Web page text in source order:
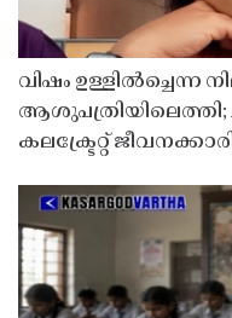
വിഷം ഉള്ളിൽച്ചെന്ന
ആശുപത്രിയിലെത്തി;
കലക്ട്രേറ്റ്